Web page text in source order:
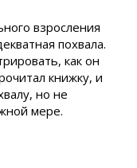
взросления
похвала.
как он
книжку, и
но не
мере.